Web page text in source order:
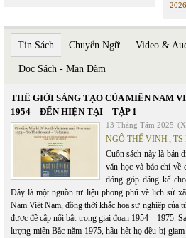
2026
Tin Sách Chuyển Ngữ Video &
Đọc Sách - Mạn Đàm
THẾ GIỚI SÁNG TẠO CỦA MIỀN NAM
1954 – ĐẾN HIỆN TẠI – TẬP 1
13 Tháng Tám 2025
NGÔ THẾ VINH, TS
Cuốn sách này là bản
văn học và báo chí về
đóng góp đáng kể
Đây là một nguồn tư liệu phong phú về lịch sử
Nam Việt Nam, đồng thời khắc họa sự nghiệp của
được đề cập nổi bật trong giai đoạn 1954 – 1975.
lượng miền Bắc năm 1975, hầu hết họ đều bị